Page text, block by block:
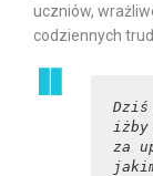
uczniów,
codziennych
iżby
za